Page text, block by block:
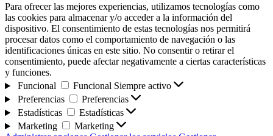
Para ofrecer las mejores experiencias, utilizamos tecnologías como
las cookies para almacenar y/o acceder a la información del
dispositivo. El consentimiento de estas tecnologías nos permitirá
procesar datos como el comportamiento de navegación o las
identificaciones únicas en este sitio. No consentir o retirar el
consentimiento, puede afectar negativamente a ciertas características
y funciones.
Funcional
Funcional Siempre activo
Preferencias
Preferencias
Estadísticas
Estadísticas
Marketing
Marketing